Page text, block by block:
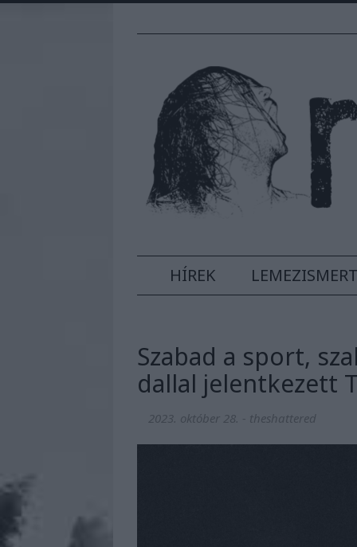
HÍREK
Szabad a sport,
dallal jelentkezett
2023. október 28. - theshattered